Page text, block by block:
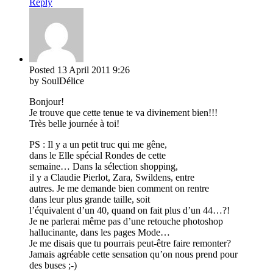
Posted 13 April 2011 9:26
by SoulDélice
Bonjour!
Je trouve que cette tenue te va divinement bien!!!
Très belle journée à toi!
PS : Il y a un petit truc qui me gêne,
dans le Elle spécial Rondes de cette
semaine… Dans la sélection shopping,
il y a Claudie Pierlot, Zara, Swildens, entre
autres. Je me demande bien comment on rentre
dans leur plus grande taille, soit
l’équivalent d’un 40, quand on fait plus d’un 44…?!
Je ne parlerai même pas d’une retouche photoshop
hallucinante, dans les pages Mode…
Je me disais que tu pourrais peut-être faire remonter?
Jamais agréable cette sensation qu’on nous prend pour
des buses ;-)